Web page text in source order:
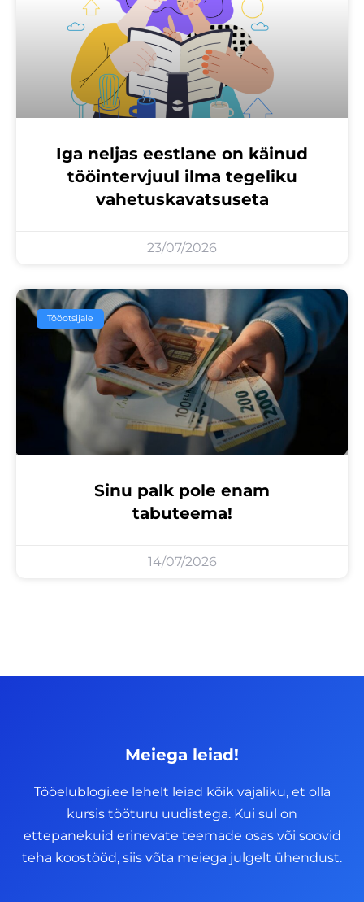
Iga neljas eestlane on käinud
tööintervjuul ilma tegeliku
vahetuskavatsuseta
23/07/2026
Tööotsijale
Sinu palk pole enam
tabuteema!
14/07/2026
Meiega leiad!
Tööelublogi.ee lehelt leiad kõik vajaliku, et olla
kursis tööturu uudistega. Kui sul on
ettepanekuid erinevate teemade osas või soovid
teha koostööd, siis võta meiega julgelt ühendust.